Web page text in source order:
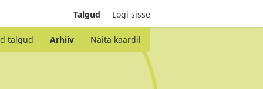
Talgud Logi sisse
talgud Arhiiv Näita kaardil